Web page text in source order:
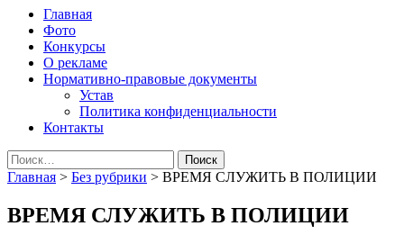
Народная трибуна
Калининская районная газета
Главная
Фото
Конкурсы
О рекламе
Нормативно-правовые документы
Устав
Политика конфиденциальности
Контакты
Найти:
Главная > Без рубрики > ВРЕМЯ СЛУЖИТЬ В ПОЛИЦИИ
ВРЕМЯ СЛУЖИТЬ В ПОЛИЦИИ